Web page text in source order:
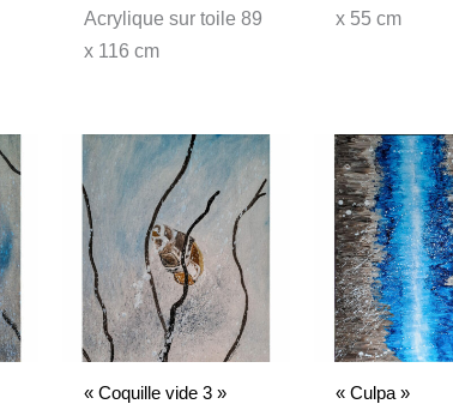
Acrylique sur toile 89
x 116 cm
x 55 cm
« Coquille vide 3 » « Culpa »